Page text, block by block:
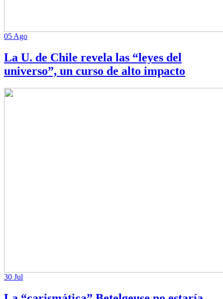
05 Ago
La U. de Chile revela las “leyes del
universo”, un curso de alto impacto
30 Jul